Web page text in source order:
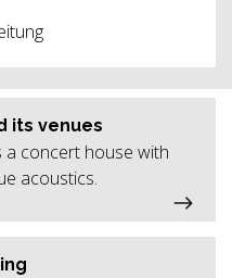
its venues
a concert house with
acoustics.